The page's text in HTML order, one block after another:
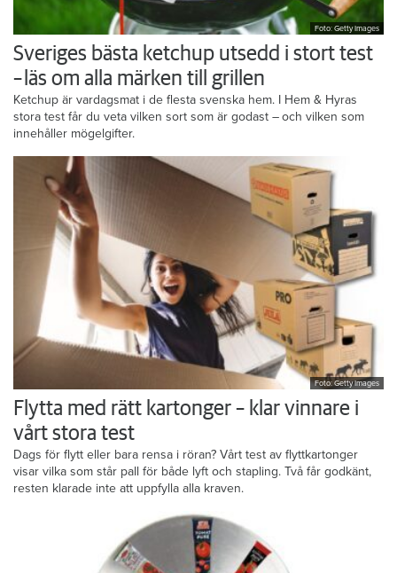
Foto: Getty Images
Sveriges bästa ketchup utsedd i stort test
– läs om alla märken till grillen
Ketchup är vardagsmat i de flesta svenska hem. I Hem & Hyras
stora test får du veta vilken sort som är godast – och vilken som
innehåller mögelgifter.
Foto: Getty Images
Flytta med rätt kartonger – klar vinnare i
vårt stora test
Dags för flytt eller bara rensa i röran? Vårt test av flyttkartonger
visar vilka som står pall för både lyft och stapling. Två får godkänt,
resten klarade inte att uppfylla alla kraven.